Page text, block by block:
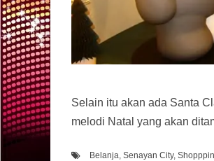
Selain itu akan ada Santa
melodi Natal yang akan
Belanja Senayan City,